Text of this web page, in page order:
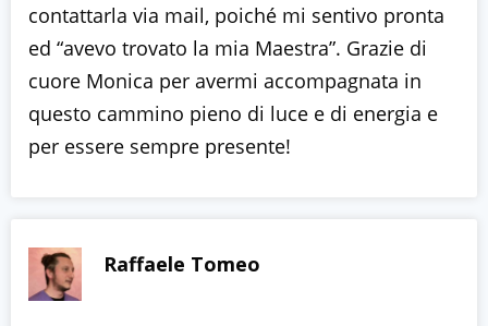
contattarla via mail, poiché mi sentivo pronta
ed “avevo trovato la mia Maestra”. Grazie di
cuore Monica per avermi accompagnata in
questo cammino pieno di luce e di energia e
per essere sempre presente!
Raffaele Tomeo